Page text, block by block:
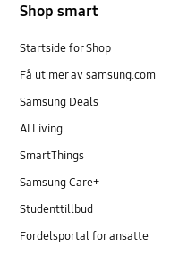
Shop smart
Startside for Shop
Få ut mer av samsung.com
Samsung Deals
AI Living
SmartThings
Samsung Care+
Studenttillbud
Fordelsportal for ansatte